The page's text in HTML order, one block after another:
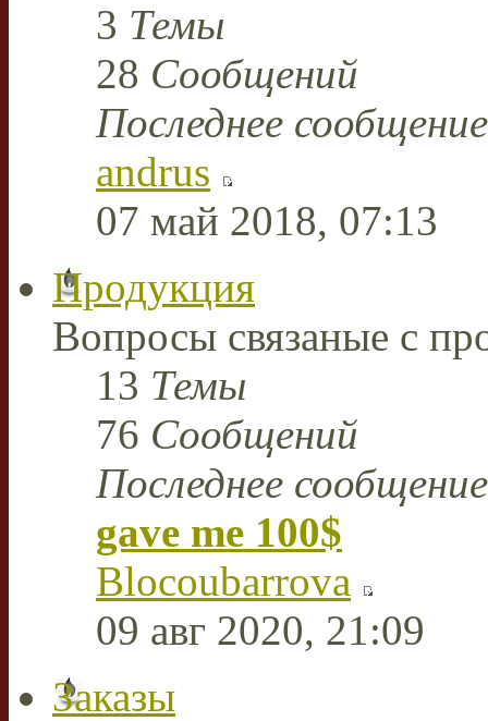
3 Темы
28 Сообщений
Последнее сообщение
andrus
07 май 2018, 07:13
Продукция
Вопросы связаные с
13 Темы
76 Сообщений
Последнее сообщение
gave me 100$
Blocoubarrova
09 авг 2020, 21:09
Заказы